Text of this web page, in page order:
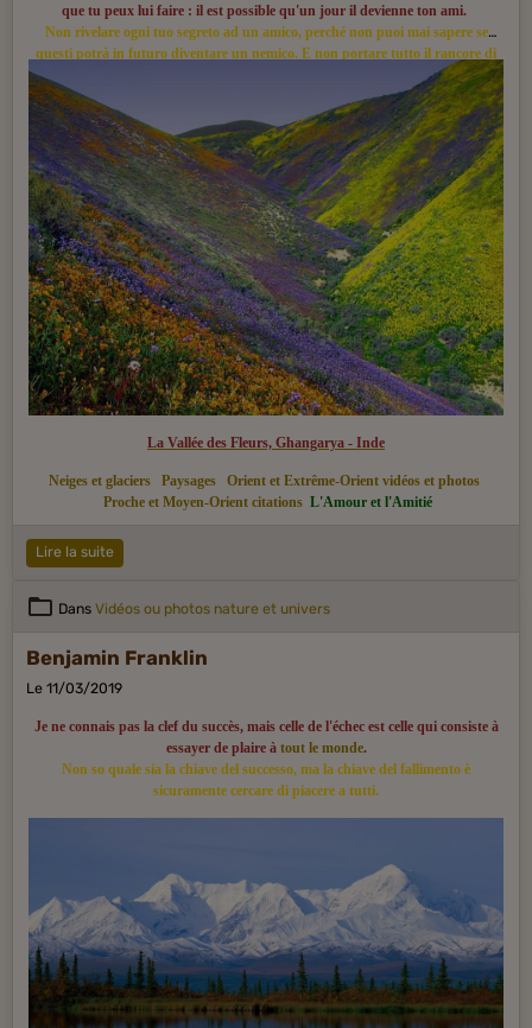
que tu peux lui faire : il est possible qu'un jour il devienne ton ami.
Non rivelare ogni tuo segreto ad un amico, perché non puoi mai sapere se
questi potrà in futuro diventare un nemico. E non portare tutto il rancore di
cui sei capace verso un nemico, perché egli potrà un giorno diventarti amico
La Vallée des Fleurs, Ghangarya - Inde
Neiges et glaciers Paysages
Orient et Extrême-Orient vidéos et photos
Proche et Moyen-Orient citations L'Amour et l'Amitié
Lire la suite
Dans Vidéos ou photos nature et univers
Benjamin Franklin
Le 11/03/2019
Je ne connais pas la clef du succès, mais celle de l'échec est celle qui consiste à
essayer de plaire à tout le monde.
Non so quale sia la chiave del successo, ma la chiave del fallimento è
sicuramente cercare di piacere a tutti.